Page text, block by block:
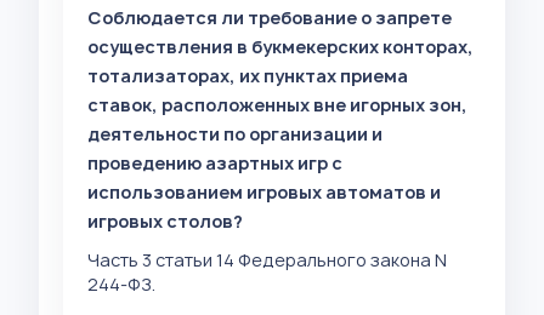
Соблюдается ли требование о запрете
осуществления в букмекерских конторах,
тотализаторах, их пунктах приема
ставок, расположенных вне игорных зон,
деятельности по организации и
проведению азартных игр с
использованием игровых автоматов и
игровых столов?
Часть 3 статьи 14 Федерального закона N
244-ФЗ.